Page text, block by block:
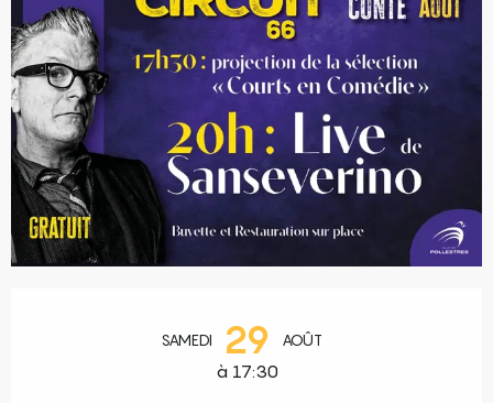
SAMEDI 29 AOÛT
à 17:30